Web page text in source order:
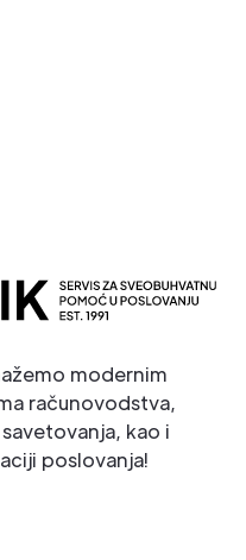
modernim
računovodstva,
kao i
poslovanja!